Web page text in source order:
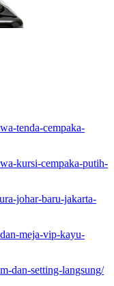
tenda-cempaka-
kursi-cempaka-putih-
johar-baru-jakarta-
meja-vip-kayu-
dan-setting-langsung/